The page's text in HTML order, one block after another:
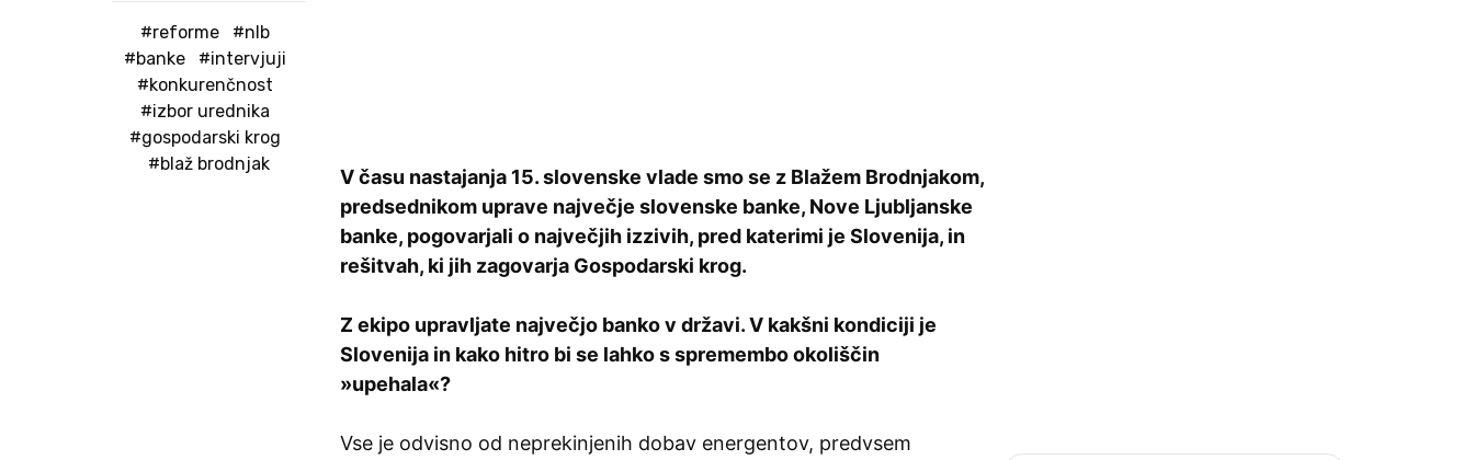
#reforme
#nlb
#banke
#intervjuji
#konkurenčnost
#izbor urednika
#gospodarski krog
#blaž brodnjak
V času nastajanja 15. slovenske vlade smo se z Blažem Brodnjakom,
predsednikom uprave največje slovenske banke, Nove Ljubljanske
banke, pogovarjali o največjih izzivih, pred katerimi je Slovenija, in
rešitvah, ki jih zagovarja Gospodarski krog.
Z ekipo upravljate največjo banko v državi. V kakšni kondiciji je
Slovenija in kako hitro bi se lahko s spremembo okoliščin
»upehala«?
Vse je odvisno od neprekinjenih dobav energentov, predvsem